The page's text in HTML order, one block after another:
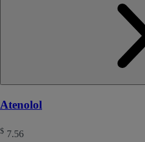
Atenolol
$ 7.56